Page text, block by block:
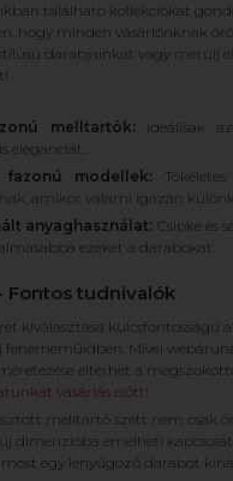
található kollekciókat
hogy minden vásárlónknak
darabjainkat vagy merülj
melltartók: Ideálisak
eleganciát.
modellek:
amikor valami igazán
anyaghasználat: Csipke és
ezeket a darabokat.
Fontos tudnivalók
kiválasztása kulcsfontosságú
fehérneműidben. Mivel
eltérhet a
vásárlás előtt!
melltartó szett nem csak
dimenzióba emelheti
most egy lenyűgöző darabot